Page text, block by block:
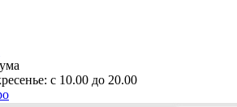
с 10.00 до 20.00